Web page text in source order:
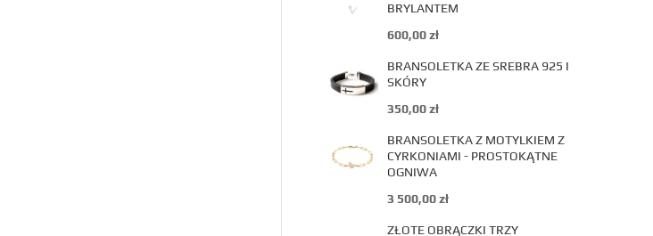
BRYLANTEM
600,00zł
BRANSOLETKA ZE SREBRA 925 I
SKÓRY
350,00zł
BRANSOLETKA Z MOTYLKIEM Z
CYRKONIAMI - PROSTOKĄTNE
OGNIWA
3 500,00zł
ZŁOTE OBRĄCZKI TRZY